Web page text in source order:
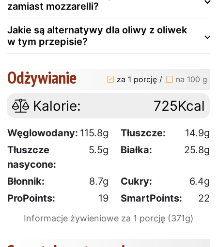
zamiast mozzarelli?
Jakie są alternatywy dla oliwy z oliwek
w tym przepisie?
Odżywianie za 1 porcję / na 100 g
Kalorie: 725Kcal
Węglowodany: 115.8g Tłuszcze:
14.9g
Tłuszcze
nasycone:
5.5g Białka: 25.8g
Błonnik: 8.7g Cukry:
6.4g
ProPoints:
19 SmartPoints: 22
Informacje żywieniowe za 1 porcję (371g)